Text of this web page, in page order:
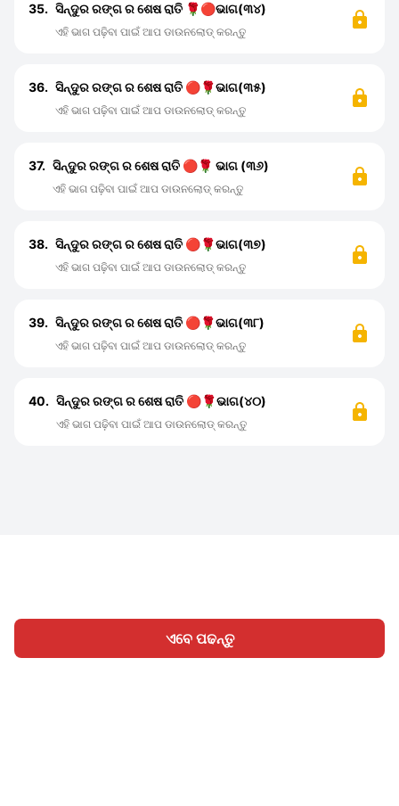
ଏବେ ପଢନ୍ତୁ
35. ସିନ୍ଦୁର ରଙ୍ଗ ର ଶେଷ ରାତି 🌹🔴ଭାଗ(୩୪)
ଏହି ଭାଗ ପଢ଼ିବା ପାଇଁ ଆପ ଡାଉନଲୋଡ୍ କରନ୍ତୁ
36. ସିନ୍ଦୁର ରଙ୍ଗ ର ଶେଷ ରାତି 🔴🌹ଭାଗ(୩୫)
ଏହି ଭାଗ ପଢ଼ିବା ପାଇଁ ଆପ ଡାଉନଲୋଡ୍ କରନ୍ତୁ
37. ସିନ୍ଦୁର ରଙ୍ଗ ର ଶେଷ ରାତି 🔴🌹 ଭାଗ (୩୬)
ଏହି ଭାଗ ପଢ଼ିବା ପାଇଁ ଆପ ଡାଉନଲୋଡ୍ କରନ୍ତୁ
38. ସିନ୍ଦୁର ରଙ୍ଗ ର ଶେଷ ରାତି 🔴🌹ଭାଗ(୩୭)
ଏହି ଭାଗ ପଢ଼ିବା ପାଇଁ ଆପ ଡାଉନଲୋଡ୍ କରନ୍ତୁ
39. ସିନ୍ଦୁର ରଙ୍ଗ ର ଶେଷ ରାତି 🔴🌹ଭାଗ(୩୮)
ଏହି ଭାଗ ପଢ଼ିବା ପାଇଁ ଆପ ଡାଉନଲୋଡ୍ କରନ୍ତୁ
40. ସିନ୍ଦୁର ରଙ୍ଗ ର ଶେଷ ରାତି 🔴🌹ଭାଗ(୪୦)
ଏହି ଭାଗ ପଢ଼ିବା ପାଇଁ ଆପ ଡାଉନଲୋଡ୍ କରନ୍ତୁ
ହୋମ ବିଭାଗ ଲେଖନ୍ତୁ ସାଇନ୍ ଇନ୍